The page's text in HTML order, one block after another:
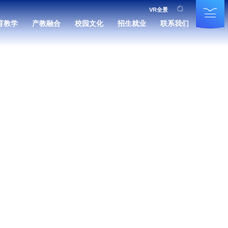
VR全景
教学 产教融合 校园文化 招生就业 联系我们